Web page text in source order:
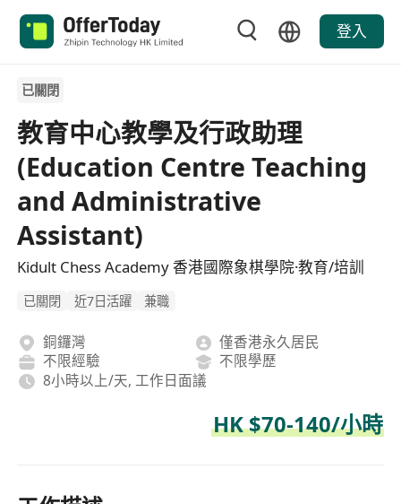
登入
已關閉
教育中心教學及行政助理
(Education Centre Teaching
and Administrative
Assistant)
Kidult Chess Academy 香港國際象棋學院·教育/培訓
已關閉 近7日活躍 兼職
銅鑼灣
僅香港永久居民
不限經驗
不限學歷
8小時以上/天, 工作日面議
HK $70-140/小時